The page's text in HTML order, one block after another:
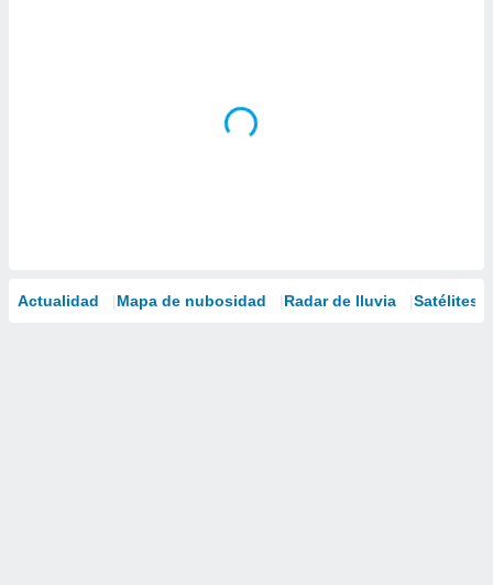
Actualidad Mapa de nubosidad Radar de lluvia Satélites